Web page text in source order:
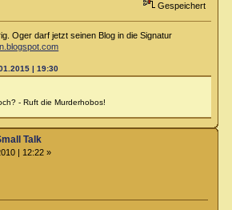
Gespeichert
Oger darf jetzt seinen Blog in die Signatur
| 19:30
- Ruft die Murderhobos!
Talk
| 12:22 »